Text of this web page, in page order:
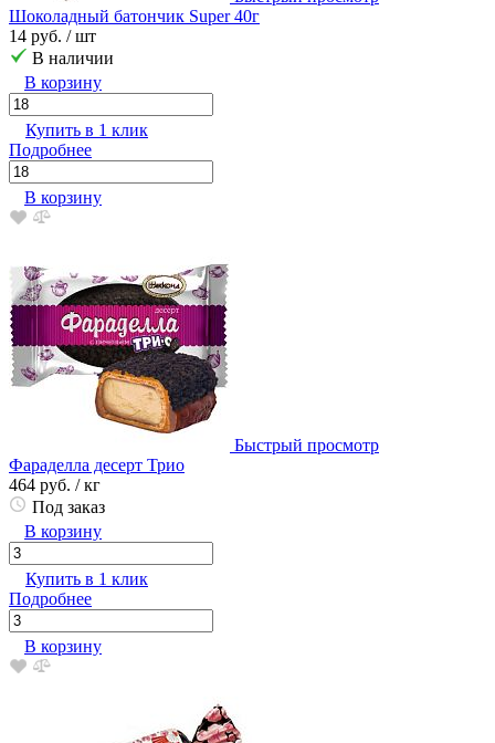
Шоколадный батончик Super 40г
14 руб. / шт
В наличии
В корзину
Купить в 1 клик
Подробнее
В корзину
Быстрый просмотр
Фараделла десерт Трио
464 руб. / кг
Под заказ
В корзину
Купить в 1 клик
Подробнее
В корзину